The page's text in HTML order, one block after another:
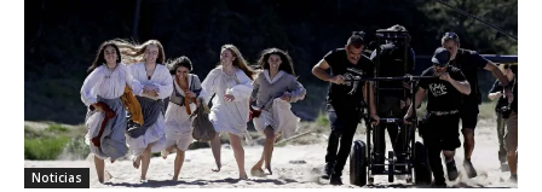
Noticias